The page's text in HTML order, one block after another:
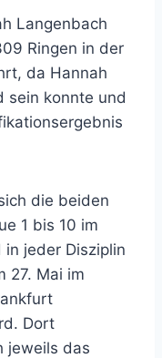
Langenbach
Ringen in der
da Hannah
sein konnte und
die beiden
1 bis 10 im
jeder Disziplin
27. Mai im
Dort
jeweils das